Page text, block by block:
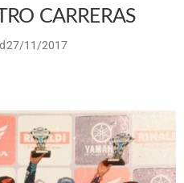
CARRERAS
27/11/2017